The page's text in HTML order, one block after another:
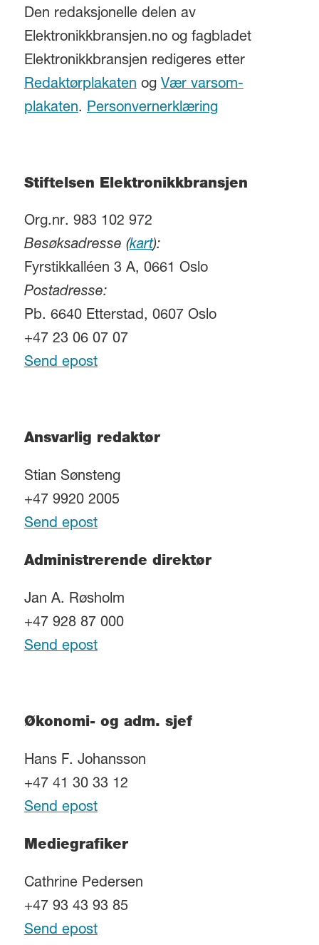
Den redaksjonelle delen av
Elektronikkbransjen.no og fagbladet
Elektronikkbransjen redigeres etter
Redaktørplakaten og Vær varsom-
plakaten. Personvernerklæring
Stiftelsen Elektronikkbransjen
Org.nr. 983 102 972
Besøksadresse (kart):
Fyrstikkalléen 3 A, 0661 Oslo
Postadresse:
Pb. 6640 Etterstad, 0607 Oslo
+47 23 06 07 07
Send epost
Ansvarlig redaktør
Stian Sønsteng
+47 9920 2005
Send epost
Administrerende direktør
Jan A. Røsholm
+47 928 87 000
Send epost
Økonomi- og adm. sjef
Hans F. Johansson
+47 41 30 33 12
Send epost
Mediegrafiker
Cathrine Pedersen
+47 93 43 93 85
Send epost